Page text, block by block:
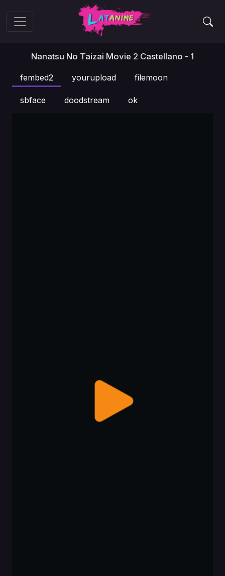
Nanatsu No Taizai Movie 2 Castellano - 1
fembed2 yourupload filemoon
sbface doodstream ok